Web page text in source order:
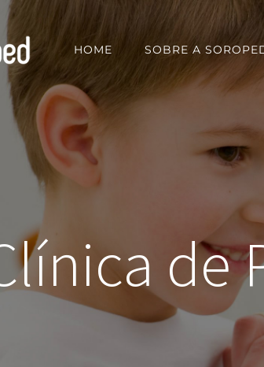
HOME SOBRE A
de